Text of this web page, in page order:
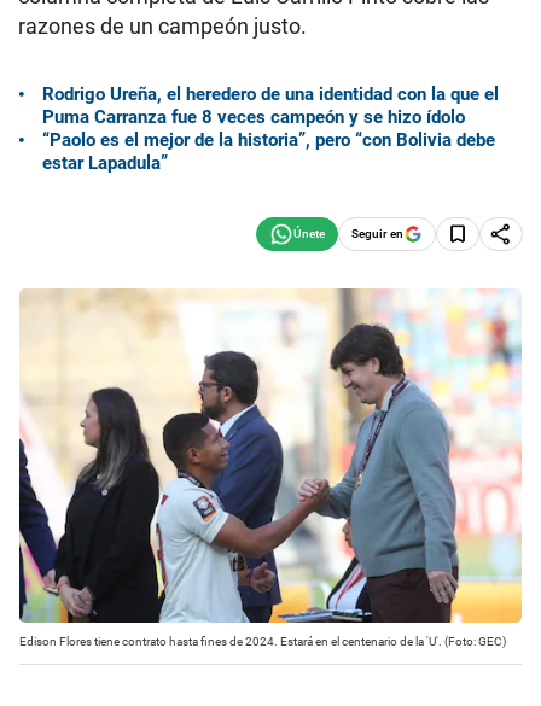
razones de un campeón justo.
Rodrigo Ureña, el heredero de una identidad con la que el
Puma Carranza fue 8 veces campeón y se hizo ídolo
“Paolo es el mejor de la historia”, pero “con Bolivia debe
estar Lapadula”
Seguir en
Edison Flores tiene contrato hasta fines de 2024. Estará en el centenario de la 'U'. (Foto: GEC)